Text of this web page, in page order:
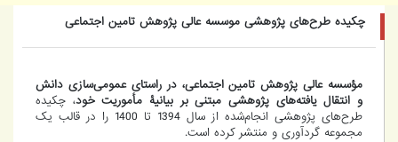
چکیده‌ طرح‌های پژوهشی موسسه عالی پژوهش تامین اجتماعی
مؤسسه عالی پژوهش تامین اجتماعی، در راستای عمومی‌سازی دانش
و انتقال یافته‌های پژوهشی مبتنی بر بیانیۀ مأموریت خود، چکیده‌
طرح‌های پژوهشی انجام‌شده از سال 1394 تا 1400 را در قالب یک
مجموعه گردآوری و منتشر کرده است.